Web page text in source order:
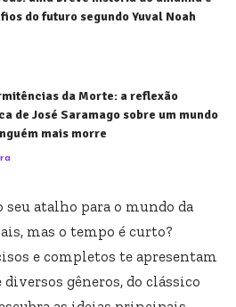
do futuro segundo Yuval Noah
da Morte: a reflexão
de José Saramago sobre um mundo
mais morre
seu atalho para o mundo da
mas o tempo é curto?
e completos te apresentam
gêneros, do clássico